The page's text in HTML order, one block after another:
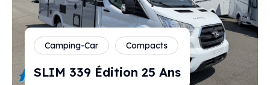
Camping-Car Compacts
SLIM 339 Édition 25 Ans